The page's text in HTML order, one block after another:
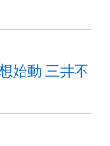
始動 三井不